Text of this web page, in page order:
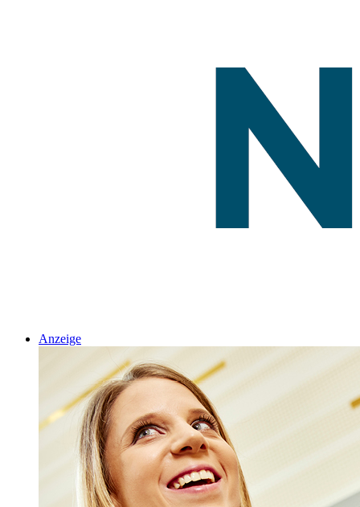
Anzeige